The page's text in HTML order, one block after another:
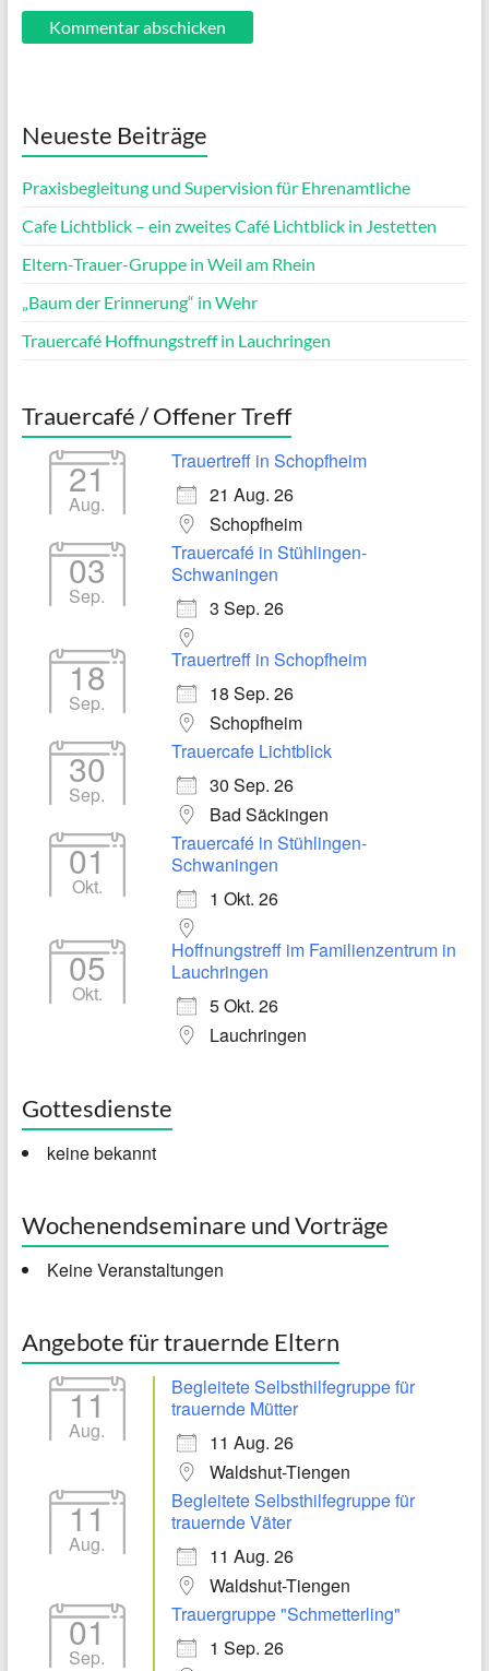
Neueste Beiträge
Praxisbegleitung und Supervision für Ehrenamtliche
Cafe Lichtblick – ein zweites Café Lichtblick in Jestetten
Eltern-Trauer-Gruppe in Weil am Rhein
„Baum der Erinnerung“ in Wehr
Trauercafé Hoffnungstreff in Lauchringen
Trauercafé / Offener Treff
21
Aug.
Trauertreff in Schopfheim
21 Aug. 26
Schopfheim
03
Sep.
Trauercafé in Stühlingen-
Schwaningen
3 Sep. 26
18
Sep.
Trauertreff in Schopfheim
18 Sep. 26
Schopfheim
30
Sep.
Trauercafe Lichtblick
30 Sep. 26
Bad Säckingen
01
Okt.
Trauercafé in Stühlingen-
Schwaningen
1 Okt. 26
05
Okt.
Hoffnungstreff im Familienzentrum in
Lauchringen
5 Okt. 26
Lauchringen
Gottesdienste
keine bekannt
Wochenendseminare und Vorträge
Keine Veranstaltungen
Angebote für trauernde Eltern
11
Aug.
Begleitete Selbsthilfegruppe für
trauernde Mütter
11 Aug. 26
Waldshut-Tiengen
11
Aug.
Begleitete Selbsthilfegruppe für
trauernde Väter
11 Aug. 26
Waldshut-Tiengen
01
Sep.
Trauergruppe "Schmetterling"
1 Sep. 26